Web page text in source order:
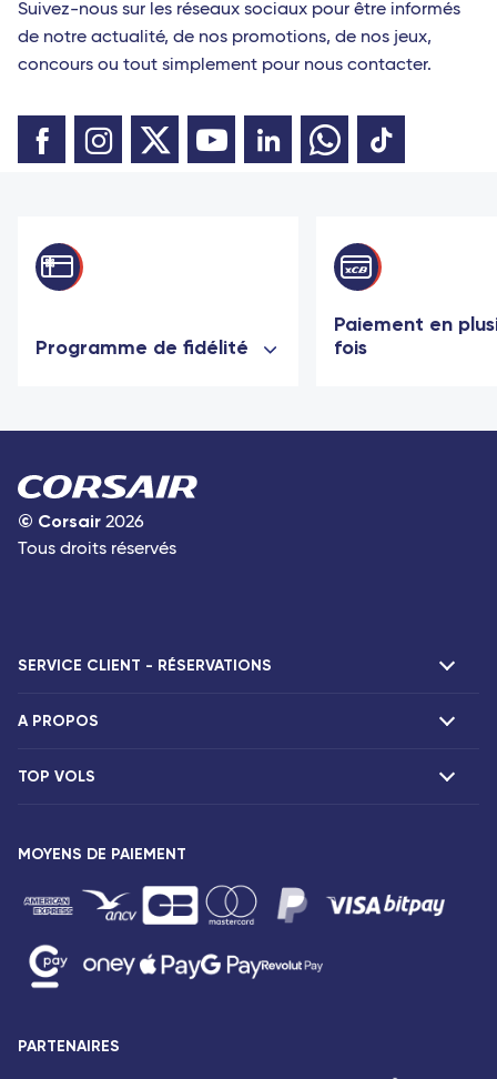
Suivez-nous sur les réseaux sociaux pour être informés
de notre actualité, de nos promotions, de nos jeux,
concours ou tout simplement pour nous contacter.
Programme de fidélité
Paiement en
fois
© Corsair 2026
Tous droits réservés
SERVICE CLIENT - RÉSERVATIONS
F.A.Q et contacts
Destinations
A PROPOS
Présentation
Espace presse
Conditions tarifaires
Droits des passagers
Conditions générales de vente
Plan du site
TOP VOLS
Vols Paris Saint-Denis
Vols Paris Dzaoudzi
MOYENS DE PAIEMENT
PARTENAIRES